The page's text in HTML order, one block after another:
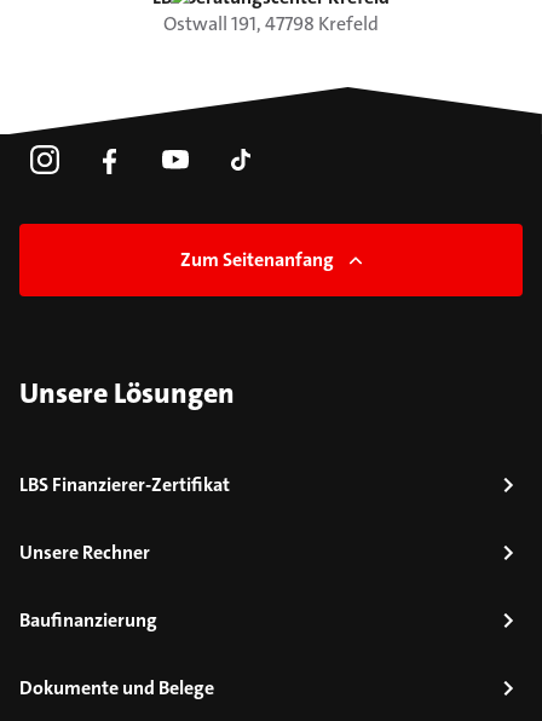
Ostwall191,47798 Krefeld
Zum Seitenanfang
Unsere Lösungen
LBS Finanzierer-Zertifikat
Unsere Rechner
Baufinanzierung
Dokumente und Belege